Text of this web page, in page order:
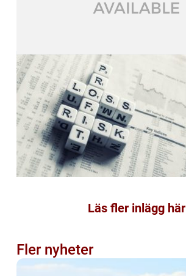
Läs fler inlägg här
Fler nyheter